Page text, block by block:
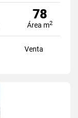
78
Área m2
Venta